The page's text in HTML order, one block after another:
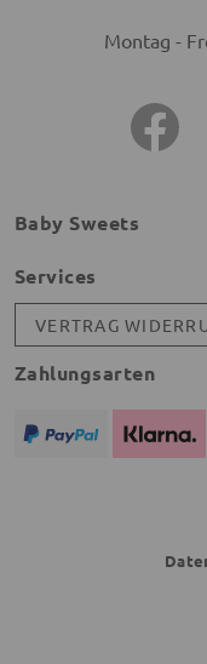
Montag -
Baby Sweets
Services
VERTRAG
Zahlungsarten